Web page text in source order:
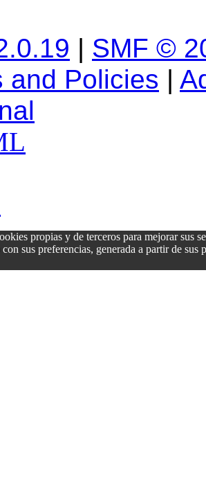
| SMF ©
and Policies |
propias y de terceros para mejorar sus
sus preferencias, generada a partir de